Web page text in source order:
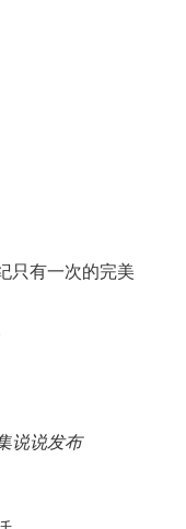
只有一次的完美
说说发布